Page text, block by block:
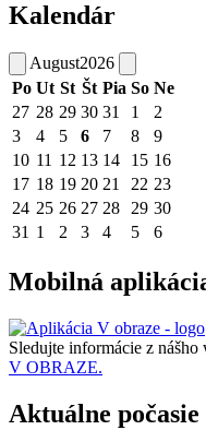
Kalendár
August2026
Po Ut St Št Pia So Ne
27 28 29 30 31 1
2
3
4 5 6 7 8
9
10 11 12 13 14 15 16
17 18 19 20 21 22 23
24 25 26 27 28 29 30
31 1 2 3 4 5 6
Mobilná
Sledujte informácie z nášho
V OBRAZE.
Aktuálne počasie